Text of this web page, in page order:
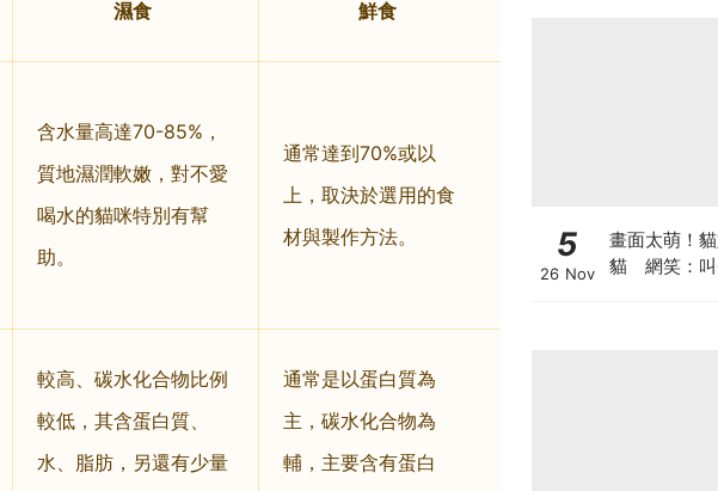
濕食 鮮食
含水量高達70-85%，
質地濕潤軟嫩，對不愛
喝水的貓咪特別有幫
助。
通常達到70%或以
上，取決於選用的食
材與製作方法。
較高、碳水化合物比例
較低，其含蛋白質、
水、脂肪，另還有少量
通常是以蛋白質為
主，碳水化合物為
輔，主要含有蛋白
5
26 Nov
畫面太萌！
貓 網笑：叫